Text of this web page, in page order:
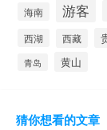
海南 游客
西湖 西藏
青岛 黄山
猜你想看的文章